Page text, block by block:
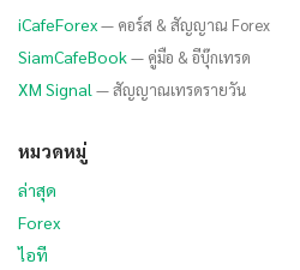
iCafeForex— คอร์ส & สัญญาณ Forex
SiamCafeBook— คู่มือ & อีบุ๊กเทรด
XM Signal — สัญญาณเทรดรายวัน
หมวดหมู่
ล่าสุด
Forex
ไอที